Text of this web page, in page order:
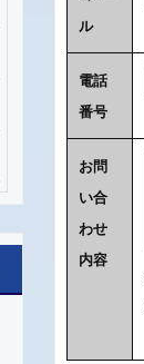
ル
電話
番号
お問
い合
わせ
内容